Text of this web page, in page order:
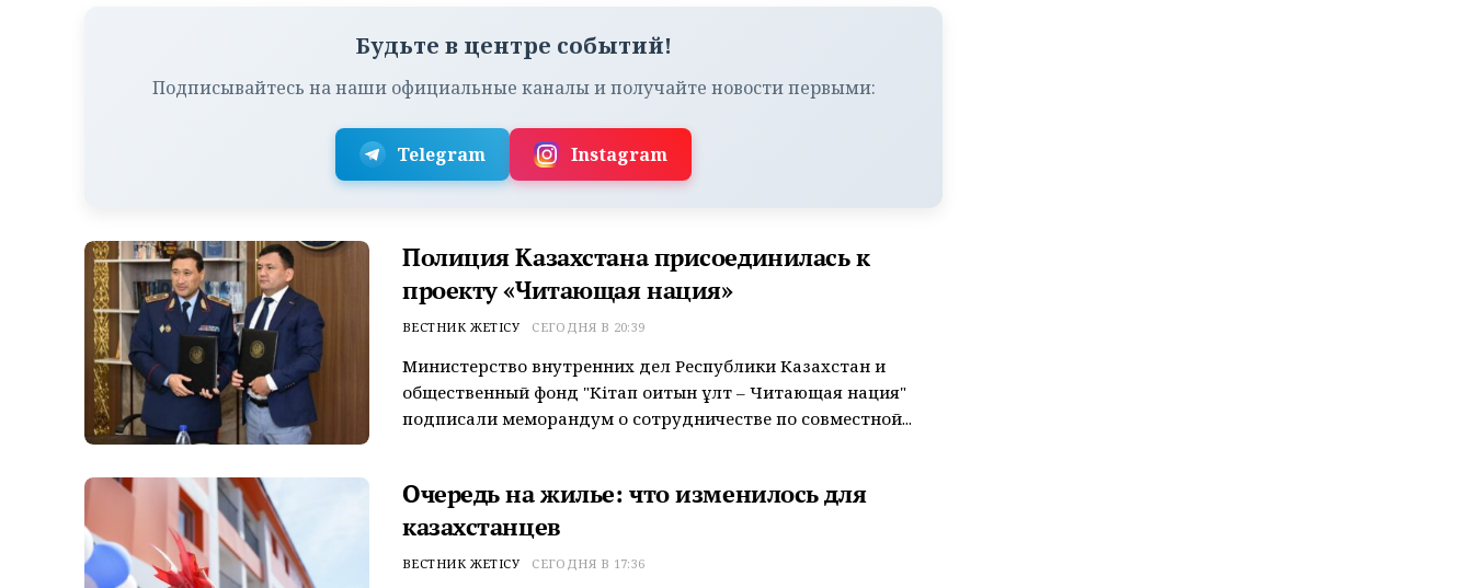
Будьте в центре событий!
Подписывайтесь на наши официальные каналы и получайте новости первыми:
Telegram Instagram
Полиция Казахстана присоединилась к
проекту «Читающая нация»
ВЕСТНИК ЖЕТІСУ СЕГОДНЯ В 20:39
Министерство внутренних дел Республики Казахстан и
общественный фонд "Кітап оқитын ұлт – Читающая нация"
подписали меморандум о сотрудничестве по совместной...
Очередь на жилье: что изменилось для
казахстанцев
ВЕСТНИК ЖЕТІСУ СЕГОДНЯ В 17:36